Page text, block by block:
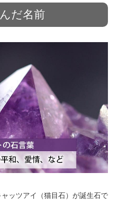
だ名前
ッツアイ（猫目石）が誕生石で